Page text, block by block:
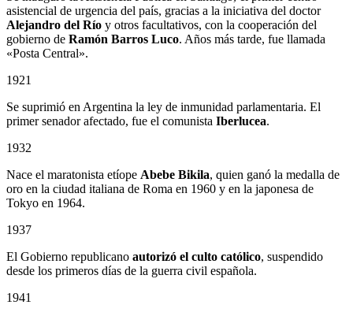
asistencial de urgencia del país, gracias a la iniciativa del doctor
Alejandro del Río y otros facultativos, con la cooperación del
gobierno de Ramón Barros Luco. Años más tarde, fue llamada
«Posta Central».
1921
Se suprimió en Argentina la ley de inmunidad parlamentaria. El
primer senador afectado, fue el comunista Iberlucea.
1932
Nace el maratonista etíope Abebe Bikila, quien ganó la medalla de
oro en la ciudad italiana de Roma en 1960 y en la japonesa de
Tokyo en 1964.
1937
El Gobierno republicano autorizó el culto católico, suspendido
desde los primeros días de la guerra civil española.
1941